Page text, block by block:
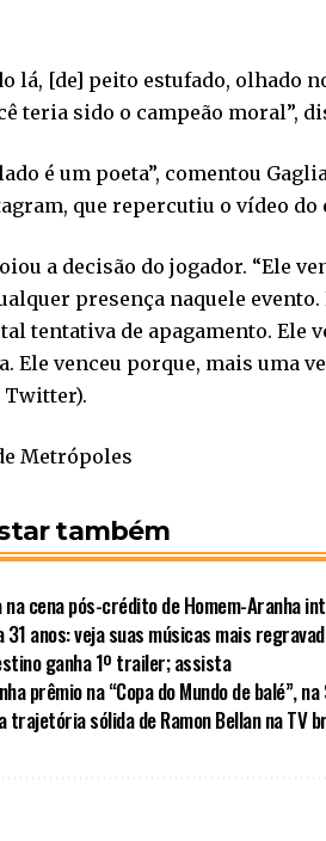
lá, [de] peito estufado, olhado
teria sido o campeão moral”,
é um poeta”, comentou
que repercutiu o vídeo do
a decisão do jogador. “Ele
presença naquele
tentativa de apagamento. Ele
Ele venceu porque, mais uma
Twitter).
Metrópoles
também
cena pós-crédito de Homem-Aranha
anos: veja suas músicas mais
ganha 1º trailer; assista
prêmio na “Copa do Mundo de balé”, na
trajetória sólida de Ramon Bellan na TV